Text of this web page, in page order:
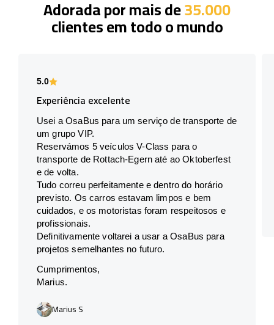
Adorada por mais de35.000
clientes em todo o mundo
5.0
Experiência excelente
Usei a OsaBus para um serviço de transporte de
um grupo VIP.
Reservámos 5 veículos V-Class para o
transporte de Rottach-Egern até ao Oktoberfest
e de volta.
Tudo correu perfeitamente e dentro do horário
previsto. Os carros estavam limpos e bem
cuidados, e os motoristas foram respeitosos e
profissionais.
Definitivamente voltarei a usar a OsaBus para
projetos semelhantes no futuro.
Cumprimentos,
Marius.
Marius S